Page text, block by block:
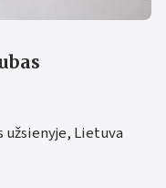
Lietuva